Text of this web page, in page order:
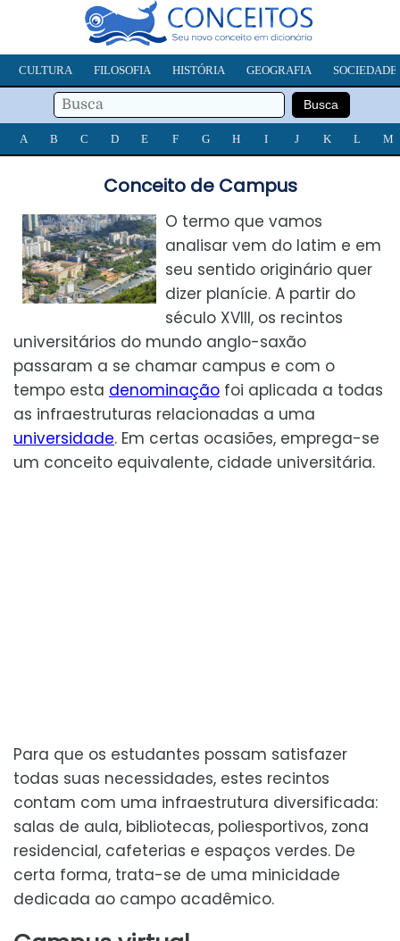
CULTURA FILOSOFIA HISTÓRIA GEOGRAFIA SOCIEDADE
A B C D E F G H I J K L M
Conceito de Campus
O termo que vamos
analisar vem do latim e em
seu sentido originário quer
dizer planície. A partir do
século XVIII, os recintos
universitários do mundo anglo-saxão
passaram a se chamar campus e com o
tempo esta denominação foi aplicada a todas
as infraestruturas relacionadas a uma
universidade. Em certas ocasiões, emprega-se
um conceito equivalente, cidade universitária.
Para que os estudantes possam satisfazer
todas suas necessidades, estes recintos
contam com uma infraestrutura diversificada:
salas de aula, bibliotecas, poliesportivos, zona
residencial, cafeterias e espaços verdes. De
certa forma, trata-se de uma minicidade
dedicada ao campo acadêmico.